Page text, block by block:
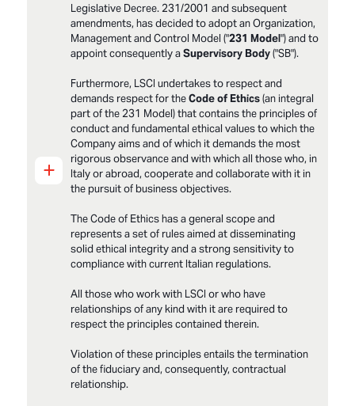
+
Legislative Decree. 231/2001 and subsequent
amendments, has decided to adopt an Organization,
Management and Control Model ("231 Model") and to
appoint consequently aSupervisory Body("SB").
Furthermore, LSCI undertakes to respect and
demands respect for theCode of Ethics(an integral
part of the 231 Model) that contains the principles of
conduct and fundamental ethical values to which the
Company aims and of which it demands the most
rigorous observance and with which all those who, in
Italy or abroad, cooperate and collaborate with it in
the pursuit of business objectives.
The Code of Ethics has a general scope and
represents a set of rules aimed at disseminating
solid ethical integrity and a strong sensitivity to
compliance with current Italian regulations.
All those who work with LSCI or who have
relationships of any kind with it are required to
respect the principles contained therein.
Violation of these principles entails the termination
of the fiduciary and, consequently, contractual
relationship.